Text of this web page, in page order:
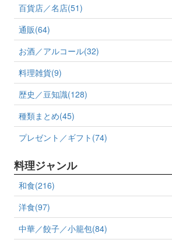
百貨店／名店(51)
通販(64)
お酒／アルコール(32)
料理雑貨(9)
歴史／豆知識(128)
種類まとめ(45)
プレゼント／ギフト(74)
料理ジャンル
和食(216)
洋食(97)
中華／餃子／小籠包(84)